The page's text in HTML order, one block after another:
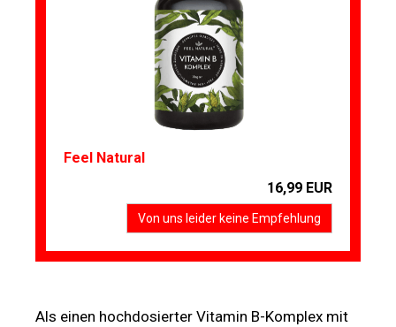
Feel Natural
16,99 EUR
Von uns leider keine Empfehlung
Als einen hochdosierter Vitamin B-Komplex mit